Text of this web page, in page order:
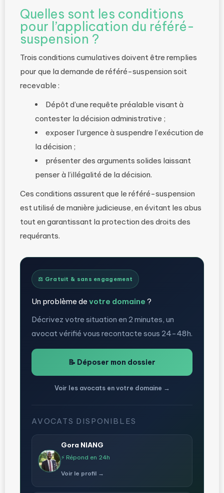
Quelles sont les conditions
pour l’application du référé-
suspension ?
Trois conditions cumulatives doivent être remplies
pour que la demande de référé-suspension soit
recevable :
Dépôt d’une requête préalable visant à
contester la décision administrative ;
exposer l’urgence à suspendre l’exécution de
la décision ;
présenter des arguments solides laissant
penser à l’illégalité de la décision.
Ces conditions assurent que le référé-suspension
est utilisé de manière judicieuse, en évitant les abus
tout en garantissant la protection des droits des
requérants.
⚖️ Gratuit & sans engagement
Un problème de votre domaine ?
Décrivez votre situation en 2 minutes, un
avocat vérifié vous recontacte sous 24-48h.
📝 Déposer mon dossier
Voir les avocats en votre domaine →
AVOCATS DISPONIBLES
Gora NIANG
⚡ Répond en 24h
Voir le profil →